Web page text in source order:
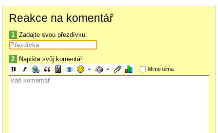
Reakce na komentář
1 Zadajte svou přezdívku:
2 Napište svůj komentář:
Mimo téma